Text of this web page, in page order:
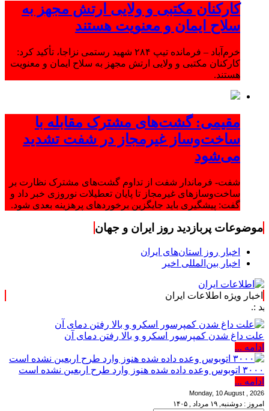
کارکنان مکتبی و ولایی ارتش مجهز به
سلاح ایمان و معنویت هستند
خرم‌آباد – فرمانده تیپ ۲۸۴ شهید رستمی نزاجا، تأکید کرد:
کارکنان مکتبی و ولایی ارتش مجهز به سلاح ایمان و معنویت
هستند.
مقیمی: گشت‌های مشترک مقابله با
ساخت‌وساز غیرمجاز در شفت تشدید
می‌شود
شفت- فرماندار شفت از تداوم گشت‌های مشترک نظارت بر
ساخت‌وسازهای غیرمجاز تا پایان تعطیلات نوروزی خبر داد و
گفت: پیشگیری باید جایگزین برخوردهای پرهزینه بعدی شود.
موضوعات پربازدید روز ایران و جهان
اخبار روز استان‌های ایران
اخبار بین‌المللی اخیر
اخبار ویژه اطلاعات ایران
علت داغ شدن کمپرسور اسکرو و بالا رفتن دمای آن
ادامه ...
۳۰۰۰ اتوبوس وعده داده شده هنوز وارد طرح اربعین نشده است
ادامه ...
Monday, 10 August , 2026
امروز : دوشنبه, ۱۹ مرداد , ۱۴۰۵